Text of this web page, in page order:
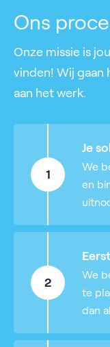
Ons
Onze missie is
vinden! Wij
aan het werk.
1
Je
We
en
2
We
te
dan